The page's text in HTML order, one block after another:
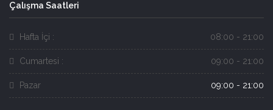
Çalışma Saatleri
Hafta İçi : 08:00 - 21:00
Cumartesi : 09:00 - 21:00
Pazar 09:00 - 21:00